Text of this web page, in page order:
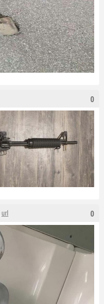
0
0
url